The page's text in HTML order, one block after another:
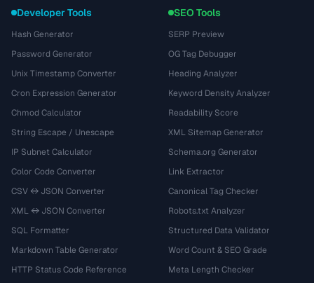
Developer Tools
Hash Generator
Password Generator
Unix Timestamp Converter
Cron Expression Generator
Chmod Calculator
String Escape / Unescape
IP Subnet Calculator
Color Code Converter
CSV ↔ JSON Converter
XML ↔ JSON Converter
SQL Formatter
Markdown Table Generator
HTTP Status Code Reference
SEO Tools
SERP Preview
OG Tag Debugger
Heading Analyzer
Keyword Density Analyzer
Readability Score
XML Sitemap Generator
Schema.org Generator
Link Extractor
Canonical Tag Checker
Robots.txt Analyzer
Structured Data Validator
Word Count & SEO Grade
Meta Length Checker